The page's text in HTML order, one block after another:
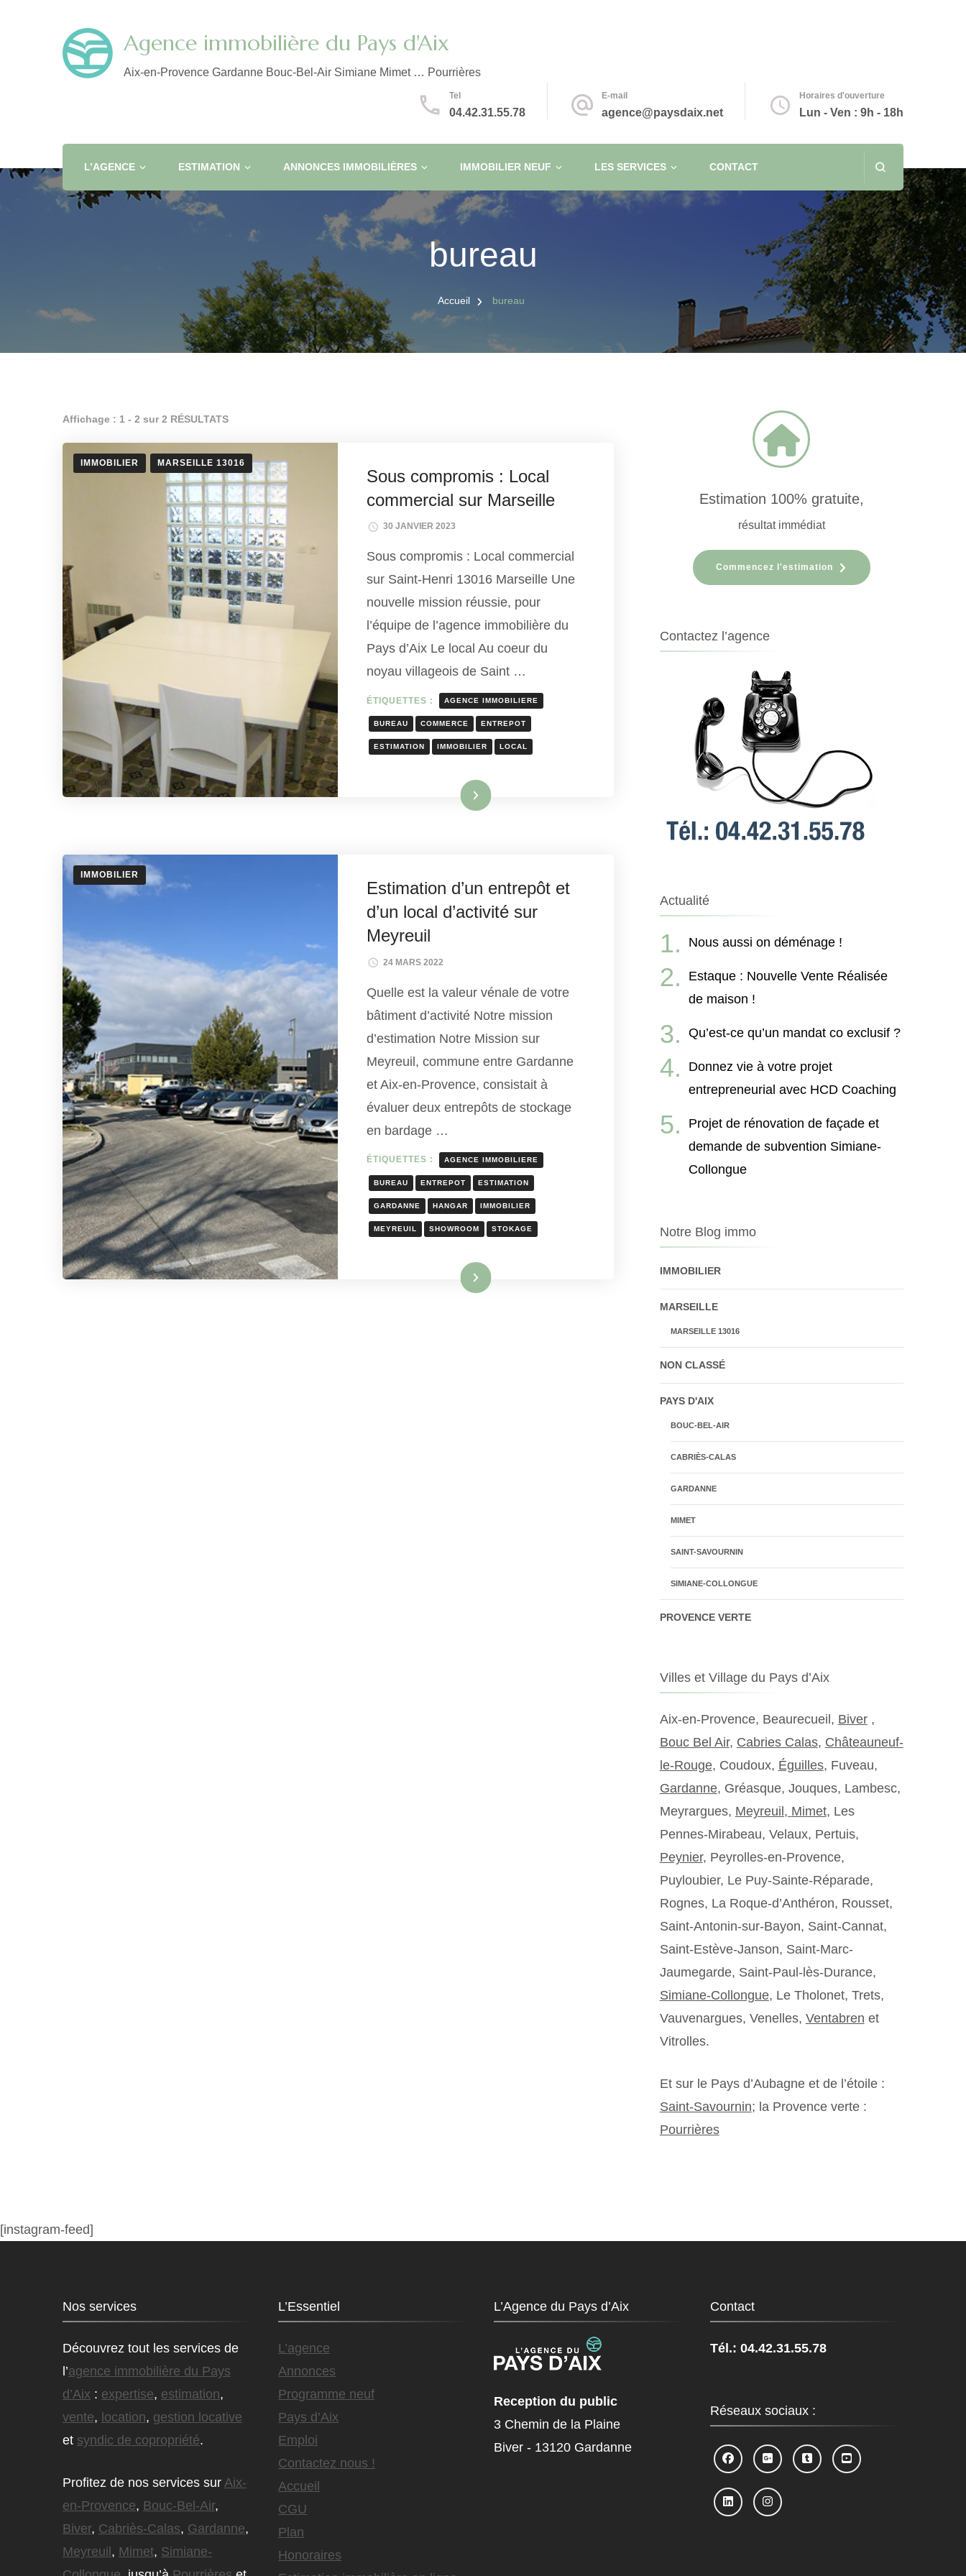
Agence immobilière du Pays d'Aix
Aix-en-Provence Gardanne Bouc-Bel-Air Simiane Mimet … Pourrières
Tel
04.42.31.55.78
E-mail
agence@paysdaix.net
Horaires d'ouverture
Lun - Ven : 9h - 18h
L’AGENCE ESTIMATION ANNONCES IMMOBILIÈRES IMMOBILIER NEUF LES SERVICES CONTACT
bureau
Accueil bureau
Affichage : 1 - 2 sur 2 RÉSULTATS
IMMOBILIER MARSEILLE 13016
Sous compromis : Local
commercial sur Marseille
30 JANVIER 2023
Sous compromis : Local commercial
sur Saint-Henri 13016 Marseille Une
nouvelle mission réussie, pour
l’équipe de l’agence immobilière du
Pays d’Aix Le local Au coeur du
noyau villageois de Saint …
ÉTIQUETTES : AGENCE IMMOBILIERE
BUREAU COMMERCE ENTREPOT
ESTIMATION IMMOBILIER LOCAL
Lire la suite
IMMOBILIER
Estimation d’un entrepôt et
d’un local d’activité sur
Meyreuil
24 MARS 2022
Quelle est la valeur vénale de votre
bâtiment d’activité Notre mission
d’estimation Notre Mission sur
Meyreuil, commune entre Gardanne
et Aix-en-Provence, consistait à
évaluer deux entrepôts de stockage
en bardage …
ÉTIQUETTES : AGENCE IMMOBILIERE
BUREAU ENTREPOT ESTIMATION
GARDANNE HANGAR IMMOBILIER
MEYREUIL SHOWROOM STOKAGE
Lire la suite
Estimation 100% gratuite,
résultat immédiat
Commencez l'estimation
Contactez l’agence
Actualité
Nous aussi on déménage !
Estaque : Nouvelle Vente Réalisée
de maison !
Qu’est-ce qu’un mandat co exclusif ?
Donnez vie à votre projet
entrepreneurial avec HCD Coaching
Projet de rénovation de façade et
demande de subvention Simiane-
Collongue
Notre Blog immo
IMMOBILIER
MARSEILLE
MARSEILLE 13016
NON CLASSÉ
PAYS D'AIX
BOUC-BEL-AIR
CABRIÈS-CALAS
GARDANNE
MIMET
SAINT-SAVOURNIN
SIMIANE-COLLONGUE
PROVENCE VERTE
Villes et Village du Pays d’Aix
Aix-en-Provence, Beaurecueil, Biver,
Bouc Bel Air, Cabries Calas, Châteauneuf-
le-Rouge, Coudoux, Éguilles, Fuveau,
Gardanne, Gréasque, Jouques, Lambesc,
Meyrargues, Meyreuil, Mimet, Les
Pennes-Mirabeau, Velaux, Pertuis,
Peynier, Peyrolles-en-Provence,
Puyloubier, Le Puy-Sainte-Réparade,
Rognes, La Roque-d’Anthéron, Rousset,
Saint-Antonin-sur-Bayon, Saint-Cannat,
Saint-Estève-Janson, Saint-Marc-
Jaumegarde, Saint-Paul-lès-Durance,
Simiane-Collongue, Le Tholonet, Trets,
Vauvenargues, Venelles, Ventabren et
Vitrolles.
Et sur le Pays d’Aubagne et de l’étoile :
Saint-Savournin; la Provence verte :
Pourrières
[instagram-feed]
Nos services
Découvrez tout les services de
l’agence immobilière du Pays
d’Aix : expertise, estimation,
vente, location, gestion locative
et syndic de copropriété.
Profitez de nos services sur Aix-
en-Provence, Bouc-Bel-Air,
Biver, Cabriès-Calas, Gardanne,
Meyreuil , Mimet, Simiane-
L’Essentiel
L’agence
Annonces
Programme neuf
Pays d’Aix
Emploi
Contactez nous !
Accueil
CGU
Plan
Honoraires
L’Agence du Pays d’Aix
Reception du public
3 Chemin de la Plaine
Biver - 13120 Gardanne
Contact
Tél.: 04.42.31.55.78
Réseaux sociaux :